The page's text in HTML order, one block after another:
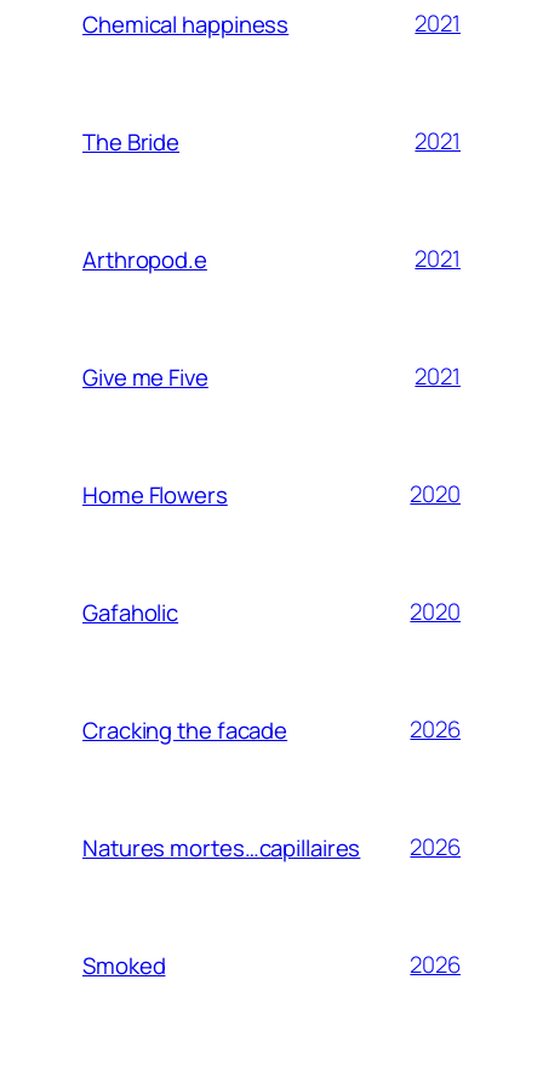
Chemical happiness 2021
The Bride 2021
Arthropod.e 2021
Give me Five 2021
Home Flowers 2020
Gafaholic 2020
Cracking the facade 2026
Natures mortes…capillaires 2026
Smoked 2026